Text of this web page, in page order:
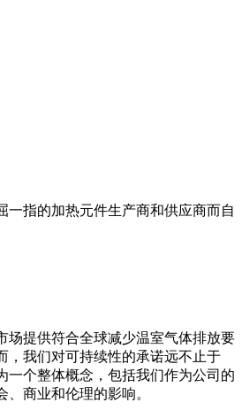
一指的加热元件生产商和供应商而自
场提供符合全球减少温室气体排放要
，我们对可持续性的承诺远不止于
一个整体概念，包括我们作为公司的
商业和伦理的影响。